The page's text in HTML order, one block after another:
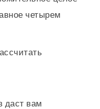
четырем
даст вам